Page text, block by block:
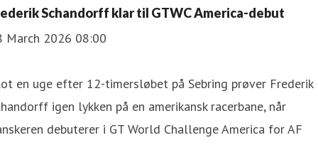
Schandorff klar til GTWC America-debut
March 2026 08:00
en uge efter 12-timersløbet på Sebring prøver Frederik
igen lykken på en amerikansk racerbane, når
debuterer i GT World Challenge America for AF